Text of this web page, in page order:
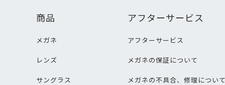
商品
メガネ
レンズ
サングラス
アフターサービス
アフターサービス
メガネの保証について
メガネの不具合、修理につい